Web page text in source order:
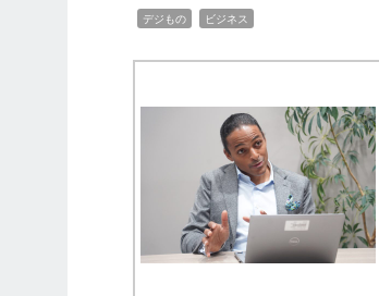
デジもの ビジネス